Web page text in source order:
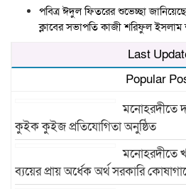
পবিত্র ঈদুল ফিতরের শুভেচ্ছা
ক্লাবের সভাপতি কাজী শরিফুল ইসলাম
Last
Popular
মনোহরদীতে
কুইক কুইজ প্রতিযোগিতা অনুষ্ঠিত
মনোহরদীতে
ব্যয়ের প্রায় অর্ধেক অর্থ সরকারি